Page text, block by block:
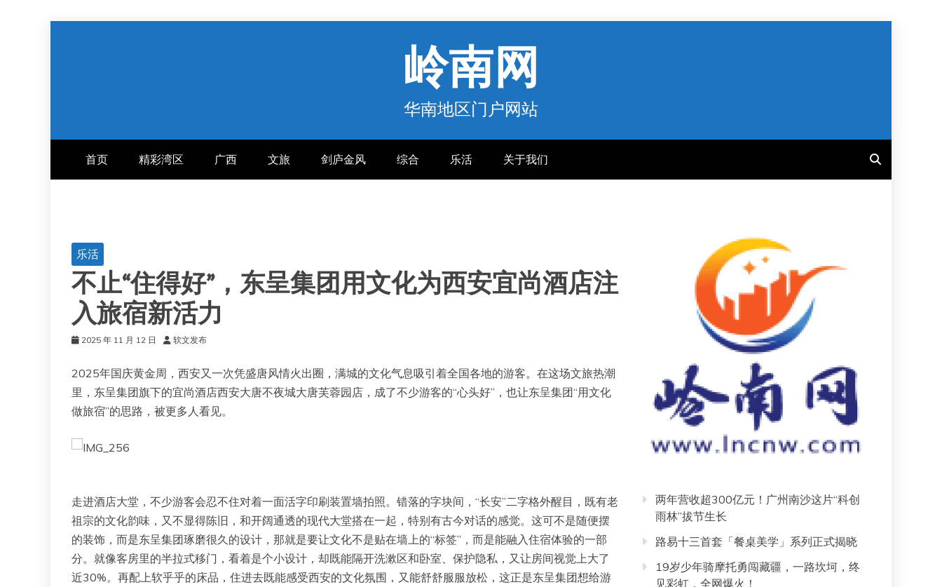
岭南网
华南地区门户网站
首页 精彩湾区 广西 文旅 剑庐金风 综合 乐活 关于我们
乐活
不止“住得好”，东呈集团用文化为西安宜尚酒店注
入旅宿新活力
2025 年 11 月 12 日 软文发布
2025年国庆黄金周，西安又一次凭盛唐风情火出圈，满城的文化气息吸引着全国各地的游客。在这场文旅热潮
里，东呈集团旗下的宜尚酒店西安大唐不夜城大唐芙蓉园店，成了不少游客的“心头好”，也让东呈集团“用文化
做旅宿”的思路，被更多人看见。
走进酒店大堂，不少游客会忍不住对着一面活字印刷装置墙拍照。错落的字块间，“长安”二字格外醒目，既有老
祖宗的文化韵味，又不显得陈旧，和开阔通透的现代大堂搭在一起，特别有古今对话的感觉。这可不是随便摆
的装饰，而是东呈集团琢磨很久的设计，那就是要让文化不是贴在墙上的“标签”，而是能融入住宿体验的一部
分。就像客房里的半拉式移门，看着是个小设计，却既能隔开洗漱区和卧室、保护隐私，又让房间视觉上大了
近30%。再配上软乎乎的床品，住进去既能感受西安的文化氛围，又能舒舒服服放松，这正是东呈集团想给游
两年营收超300亿元！广州南沙这片“科创
雨林”拔节生长
路易十三首套「餐桌美学」系列正式揭晓
19岁少年骑摩托勇闯藏疆，一路坎坷，终
见彩虹，全网爆火！